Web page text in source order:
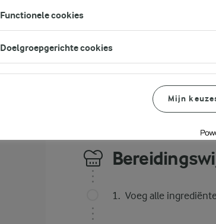
Voeg alle
Functionele cookies
Doelgroepgerichte cookies
Mijn